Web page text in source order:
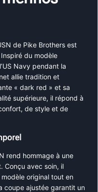
de Pike Brothers est
du modèle
Navy pendant la
allie tradition et
« dark red » et sa
supérieure, il répond à
de style et de
rend hommage à une
Conçu avec soin, il
original tout en
coupe ajustée garantit un